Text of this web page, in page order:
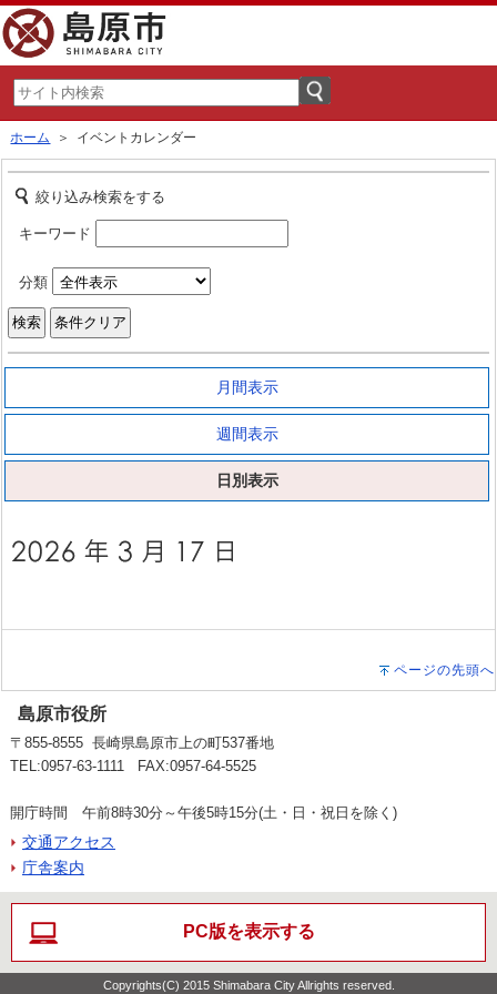
ホーム ＞ イベントカレンダー
絞り込み検索をする
キーワード
分類
月間表示
週間表示
日別表示
ページの先頭へ
島原市役所
〒855-8555 長崎県島原市上の町537番地
TEL:0957-63-1111 FAX:0957-64-5525
開庁時間 午前8時30分～午後5時15分(土・日・祝日を除く)
交通アクセス
庁舎案内
PC版を表示する
Copyrights(C) 2015 Shimabara City Allrights reserved.